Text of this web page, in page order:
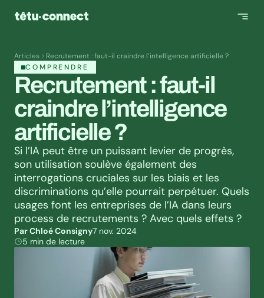
Articles
Recrutement : faut-il craindre l’intelligence artificielle ?
COMPRENDRE
Recrutement : faut-il
craindre l’intelligence
artificielle ?
Si l’IA peut être un puissant levier de progrès,
son utilisation soulève également des
interrogations cruciales sur les biais et les
discriminations qu’elle pourrait perpétuer. Quels
usages font les entreprises de l’IA dans leurs
process de recrutements ? Avec quels effets ?
Par Chloé Consigny7 nov. 2024
5 min de lecture